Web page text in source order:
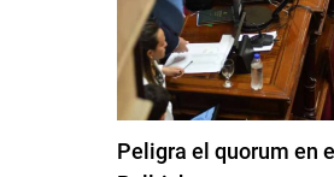
Peligra el quorum en